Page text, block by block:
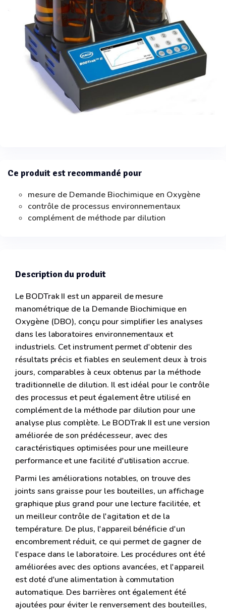
Ce produit est recommandé pour
mesure de Demande Biochimique en Oxygène
contrôle de processus environnementaux
complément de méthode par dilution
Description du produit
Le BODTrak II est un appareil de mesure
manométrique de la Demande Biochimique en
Oxygène (DBO), conçu pour simplifier les analyses
dans les laboratoires environnementaux et
industriels. Cet instrument permet d'obtenir des
résultats précis et fiables en seulement deux à trois
jours, comparables à ceux obtenus par la méthode
traditionnelle de dilution. Il est idéal pour le contrôle
des processus et peut également être utilisé en
complément de la méthode par dilution pour une
analyse plus complète. Le BODTrak II est une version
améliorée de son prédécesseur, avec des
caractéristiques optimisées pour une meilleure
performance et une facilité d'utilisation accrue.
Parmi les améliorations notables, on trouve des
joints sans graisse pour les bouteilles, un affichage
graphique plus grand pour une lecture facilitée, et
un meilleur contrôle de l'agitation et de la
température. De plus, l'appareil bénéficie d'un
encombrement réduit, ce qui permet de gagner de
l'espace dans le laboratoire. Les procédures ont été
améliorées avec des options avancées, et l'appareil
est doté d'une alimentation à commutation
automatique. Des barrières ont également été
ajoutées pour éviter le renversement des bouteilles,